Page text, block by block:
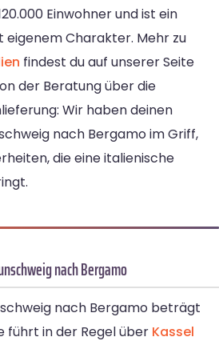
Einwohner und ist ein
eigenem Charakter. Mehr zu
findest du auf unserer Seite
der Beratung über die
Wir haben deinen
nach Bergamo im Griff,
die eine italienische
nach Bergamo
nach Bergamo beträgt
führt in der Regel über Kassel